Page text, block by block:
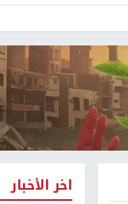
اخر الأخبار